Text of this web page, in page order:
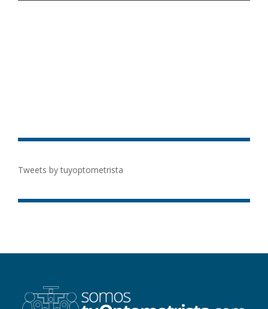
Tweets by tuyoptometrista